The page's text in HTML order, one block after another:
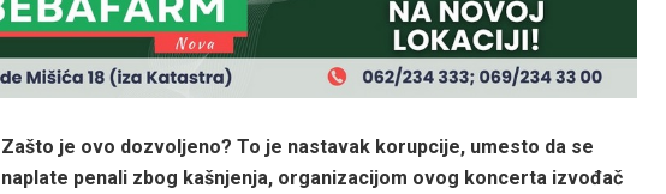
Zašto je ovo dozvoljeno? To je nastavak korupcije, umesto da se
naplate penali zbog kašnjenja, organizacijom ovog koncerta izvođač